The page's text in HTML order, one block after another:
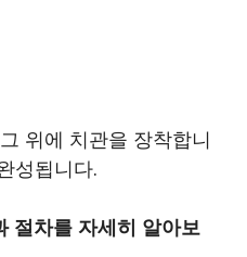
위에 치관을 장착합니
성됩니다.
절차를 자세히 알아보